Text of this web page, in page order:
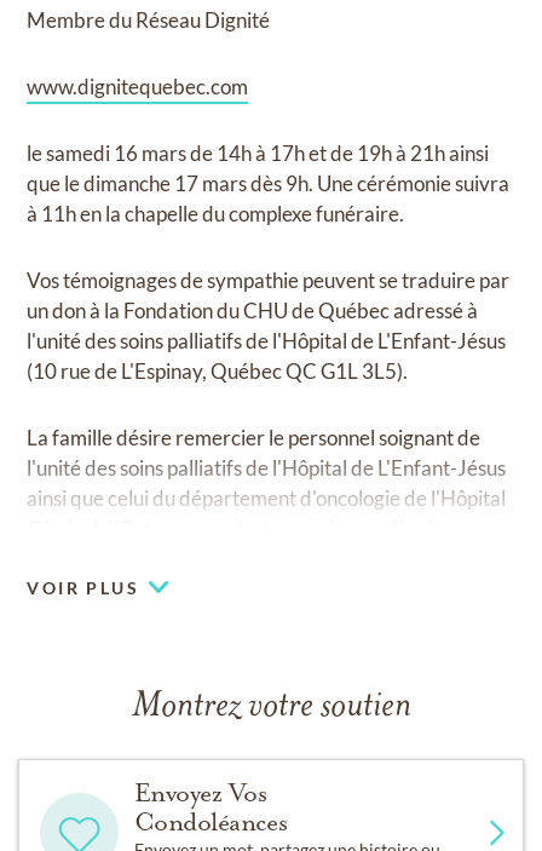
Membre du Réseau Dignité
www.dignitequebec.com
le samedi 16 mars de 14h à 17h et de 19h à 21h ainsi
que le dimanche 17 mars dès 9h. Une cérémonie suivra
à 11h en la chapelle du complexe funéraire.
Vos témoignages de sympathie peuvent se traduire par
un don à la Fondation du CHU de Québec adressé à
l'unité des soins palliatifs de l'Hôpital de L'Enfant-Jésus
(10 rue de L'Espinay, Québec QC G1L 3L5).
La famille désire remercier le personnel soignant de
l'unité des soins palliatifs de l'Hôpital de L'Enfant-Jésus
ainsi que celui du département d'oncologie de l'Hôpital
VOIR PLUS
Montrez votre soutien
Envoyez Vos
Condoléances